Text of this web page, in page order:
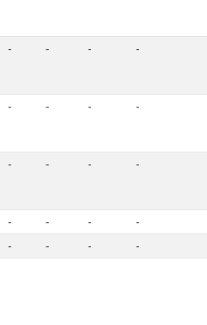
- - - -
- - - -
- - - -
- - -
-
- - - -